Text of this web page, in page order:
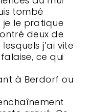
tombé
le pratique
deux de
j’ai vite
ce qui
à Berdorf ou